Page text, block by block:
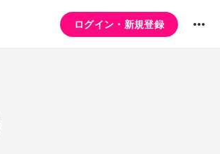
ログイン・新規登録